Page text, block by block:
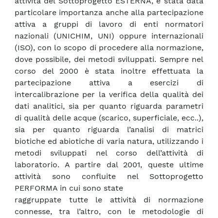
particolare importanza anche alla partecipazione
attiva a gruppi di lavoro di enti normatori
nazionali (UNICHIM, UNI) oppure internazionali
(ISO), con lo scopo di procedere alla normazione,
dove possibile, dei metodi sviluppati. Sempre nel
corso del 2000 è stata inoltre effettuata la
partecipazione attiva a esercizi di
intercalibrazione per la verifica della qualità dei
dati analitici, sia per quanto riguarda parametri
di qualità delle acque (scarico, superficiale, ecc..),
sia per quanto riguarda l’analisi di matrici
biotiche ed abiotiche di varia natura, utilizzando i
metodi sviluppati nel corso dell’attività di
laboratorio. A partire dal 2001, queste ultime
attività sono confluite nel Sottoprogetto
PERFORMA in cui sono state
raggruppate tutte le attività di normazione
connesse, tra l’altro, con le metodologie di